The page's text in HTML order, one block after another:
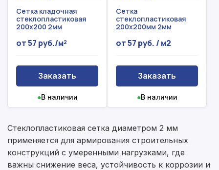
Сетка кладочная
стеклопластиковая
200x200 2мм
от 57 руб./м²
Заказать
●В наличии
Сетка
стеклопластиковая
200x200мм 2мм
от 57 руб. / м2
Заказать
●В наличии
Стеклопластиковая сетка диаметром 2 мм
применяется для армирования строительных
конструкций с умеренными нагрузками, где
важны снижение веса, устойчивость к коррозии и